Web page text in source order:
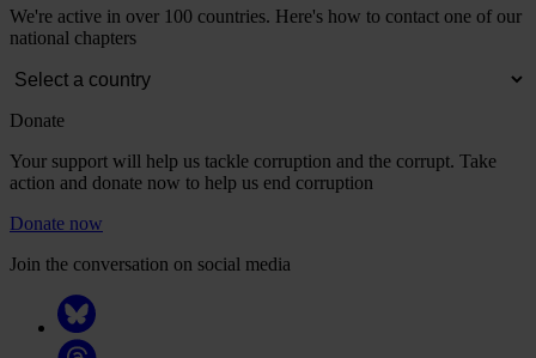
We're active in over 100 countries. Here's how to contact one of our
national chapters
Donate
Your support will help us tackle corruption and the corrupt. Take
action and donate now to help us end corruption
Donate now
Join the conversation on social media